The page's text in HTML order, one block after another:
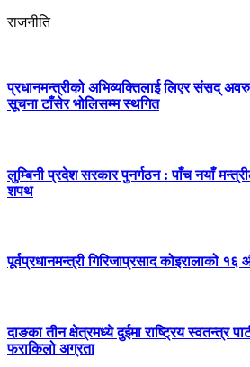
राजनीति
प्रधानमन्त्रीको अभिव्यक्तिलाई लिएर संसद्
सूचना टाँसेर भोलिसम्म स्थगित
लुम्बिनी प्रदेश सरकार पुनर्गठन : पाँच नयाँ
शपथ
पूर्वप्रधानमन्त्री गिरिजाप्रसाद कोइरालाको
दाङका तीन क्षेत्रमध्ये दुईमा राष्ट्रिय स्वतन्त्र
फराकिलो अग्रता